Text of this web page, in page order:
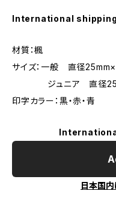
International
材質：楓
サイズ：一般 直径
ジュニア 直径
印字カラー：黒・赤・青
日本国